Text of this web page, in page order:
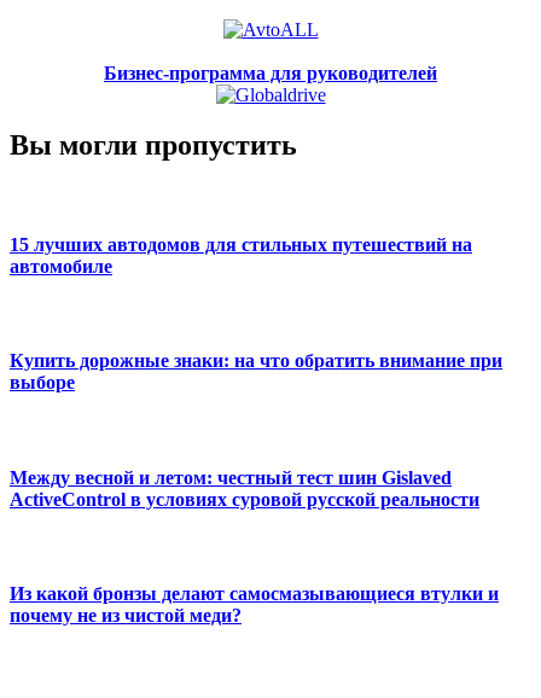
Бизнес-программа для руководителей
Вы могли пропустить
15 лучших автодомов для стильных путешествий на
автомобиле
Купить дорожные знаки: на что обратить внимание при
выборе
Между весной и летом: честный тест шин Gislaved
ActiveControl в условиях суровой русской реальности
Из какой бронзы делают самосмазывающиеся втулки и
почему не из чистой меди?